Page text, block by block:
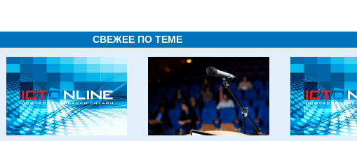
СВЕЖЕЕ ПО ТЕМЕ